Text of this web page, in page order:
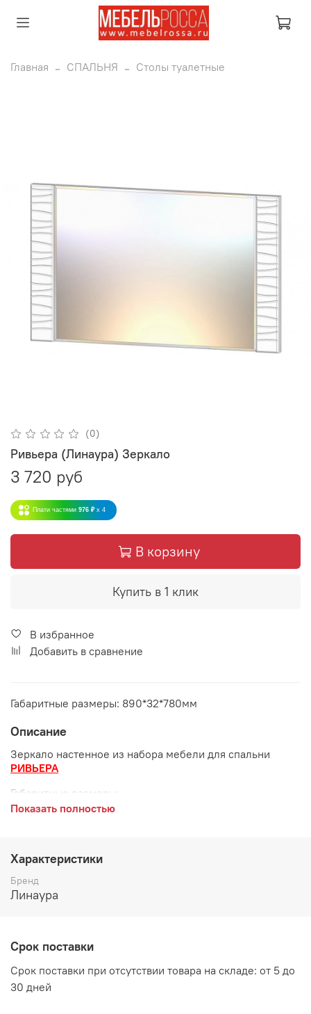
Главная СПАЛЬНЯ Столы туалетные
(0)
Ривьера (Линаура) Зеркало
3 720 руб
Плати частями 976 ₽ x 4
В корзину
Купить в 1 клик
В избранное
Добавить в сравнение
Габаритные размеры: 890*32*780мм
Описание
Зеркало настенное из набора мебели для спальни
РИВЬЕРА
Габаритные размеры:
высота 780 мм
Цвет:Анкор светлый
ЛДСП Анкор светлый, накладки - МДФ Анкор светлый
Показать полностью
Характеристики
Бренд
Линаура
Срок поставки
Срок поставки при отсутствии товара на складе: от 5 до
30 дней